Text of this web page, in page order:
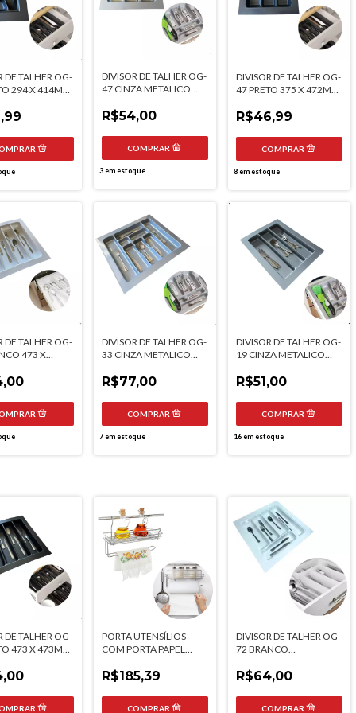
DE TALHER OG-
294 X 414MM
DIVISOR DE TALHER OG-
47 CINZA METALICO
MOLDPLAST
R$54,00
3em estoque
DIVISOR DE TALHER OG-
47 PRETO 375 X 472MM
R$46,99
8em estoque
DE TALHER OG-
473 X
DIVISOR DE TALHER OG-
33 CINZA METALICO
MOLDPLAST
R$77,00
7em estoque
DIVISOR DE TALHER OG-
19 CINZA METALICO
MOLDPLAST
R$51,00
16em estoque
DE TALHER OG-
473 X 473MM
PORTA UTENSÍLIOS
COM PORTA PAPEL
JOMER
R$185,39
DIVISOR DE TALHER OG-
72 BRANCO
R$64,00